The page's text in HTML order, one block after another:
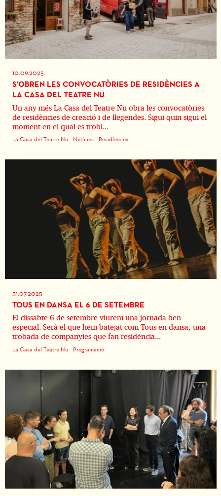
10.09.2025
S'OBREN LES CONVOCATÒRIES DE RESIDÈNCIES A
LA CASA DEL TEATRE NU
Un any més La Casa del Teatre Nu obra les convocatòries
de residències de creació i de llegendes. Sigui quin sigui el
moment en el qual es trobi...
La Casa del Teatre Nu Notícies Residències
31.07.2025
TOUS EN DANSA EL 6 DE SETEMBRE
El dissabte 6 de setembre viurem una jornada ben
especial. Serà el que hem batejat com Tous en dansa, una
trobada de companyies que fan residència...
La Casa del Teatre Nu Programació